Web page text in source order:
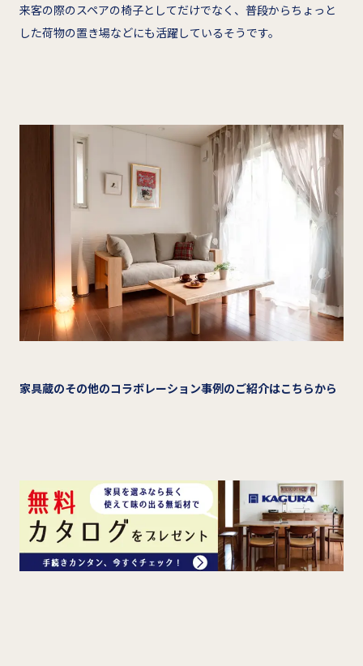
来客の際のスペアの椅子としてだけでなく、普段からちょっと
した荷物の置き場などにも活躍しているそうです。
家具蔵のその他のコラボレーション事例のご紹介はこちらから